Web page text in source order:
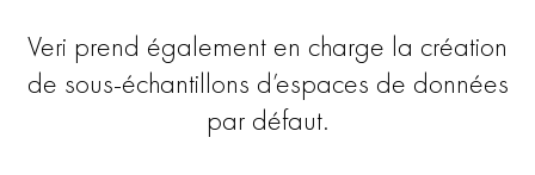
Veri prend également en charge la création
de sous-échantillons d’espaces de données
par défaut.